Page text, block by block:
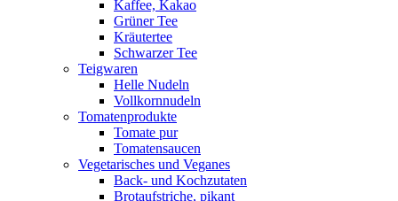
Kaffee, Kakao
Grüner Tee
Kräutertee
Schwarzer Tee
Teigwaren
Helle Nudeln
Vollkornnudeln
Tomatenprodukte
Tomate pur
Tomatensaucen
Vegetarisches und Veganes
Back- und Kochzutaten
Brotaufstriche, pikant